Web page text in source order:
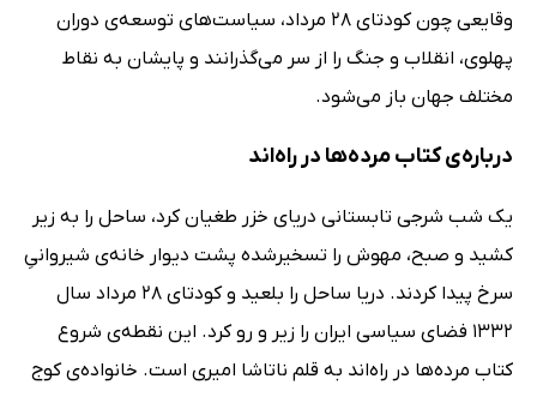
وقایعی چون کودتای 28 مرداد، سیاست‌های توسعه‌ی دوران
پهلوی، انقلاب و جنگ را از سر می‌گذرانند و پایشان به نقاط
مختلف جهان باز می‌شود.
درباره‌ی کتاب مرده‌ها در راه‌اند
یک شب شرجی تابستانی دریای خزر طغیان کرد، ساحل را به زیر
کشید و صبح، مهوش را تسخیرشده پشت دیوار خانه‌ی شیروانیِ
سرخ پیدا کردند. دریا ساحل را بلعید و کودتای 28 مرداد سال
1332 فضای سیاسی ایران را زیر و رو کرد. این نقطه‌ی شروع
کتاب مرده‌ها در راه‌اند به قلم ناتاشا امیری است. خانواده‌ی کوج